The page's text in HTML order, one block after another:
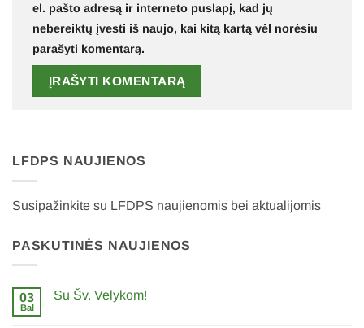
el. pašto adresą ir interneto puslapį, kad jų
nebereiktų įvesti iš naujo, kai kitą kartą vėl norėsiu
parašyti komentarą.
LFDPS NAUJIENOS
Susipažinkite su LFDPS naujienomis bei aktualijomis
PASKUTINĖS NAUJIENOS
03
Bal
Su Šv. Velykom!